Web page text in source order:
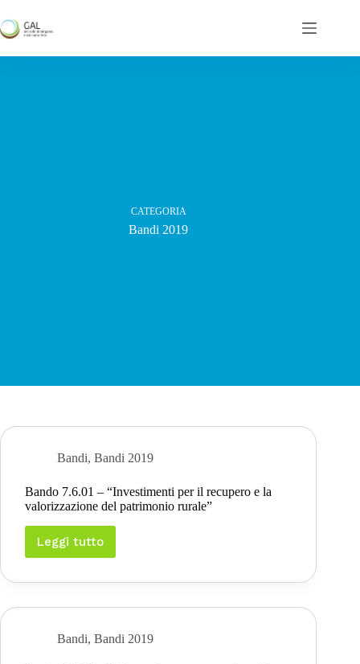
al
contenuto
CATEGORIA
Bandi 2019
Bandi, Bandi 2019
Bando 7.6.01 – “Investimenti per il recupero e la
valorizzazione del patrimonio rurale”
Leggi tutto
Bando
7.6.01
per
recupero
Bandi, Bandi 2019